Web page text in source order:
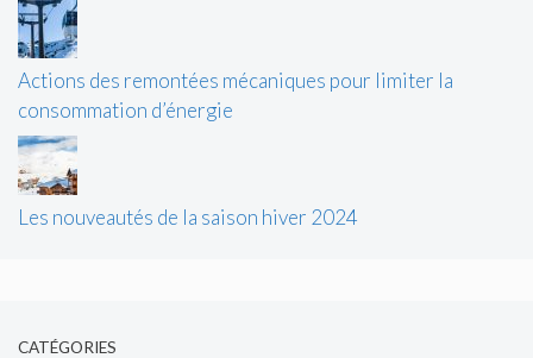
Actions des remontées mécaniques pour limiter la
consommation d’énergie
Les nouveautés de la saison hiver 2024
CATÉGORIES